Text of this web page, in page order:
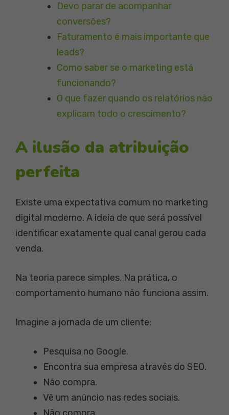
Devo parar de acompanhar
conversões?
Faturamento é mais importante que
leads?
Como saber se o marketing está
funcionando?
O que fazer quando os relatórios não
explicam todo o crescimento?
A ilusão da atribuição
perfeita
Existe uma expectativa comum no marketing
digital moderno. A ideia de que será possível
identificar exatamente qual canal gerou cada
venda.
Na teoria parece simples. Na prática, o
comportamento humano não funciona assim.
Imagine a jornada de um cliente:
Pesquisa no Google.
Encontra sua empresa através do SEO.
Não compra.
Vê um anúncio nas redes sociais.